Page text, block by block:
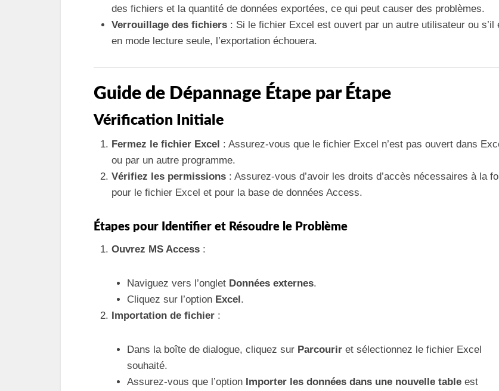
des fichiers et la quantité de données exportées, ce qui peut causer des problèmes.
Verrouillage des fichiers : Si le fichier Excel est ouvert par un autre utilisateur ou s’il
en mode lecture seule, l’exportation échouera.
Guide de Dépannage Étape par Étape
Vérification Initiale
Fermez le fichier Excel : Assurez-vous que le fichier Excel n’est pas ouvert dans
ou par un autre programme.
Vérifiez les permissions : Assurez-vous d’avoir les droits d’accès nécessaires à la
pour le fichier Excel et pour la base de données Access.
Étapes pour Identifier et Résoudre le Problème
Ouvrez MS Access :
Naviguez vers l’onglet Données externes.
Cliquez sur l’option Excel.
Importation de fichier :
Dans la boîte de dialogue, cliquez sur Parcouriret sélectionnez le fichier Excel
souhaité.
Assurez-vous que l’option Importer les données dans une nouvelle tableest